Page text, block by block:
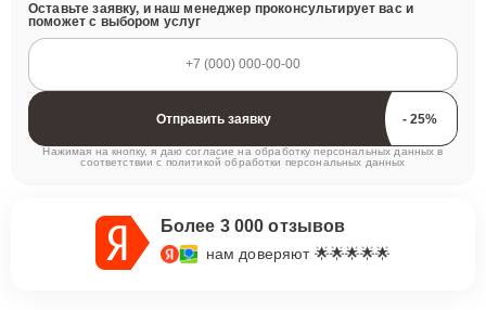
Оставьте заявку, и наш менеджер проконсультирует вас и
поможет с выбором услуг
Отправить заявку
Нажимая на кнопку, я даю согласие на обработку персональных данных в
соответствии с политикой обработки персональных данных
Более 3 000 отзывов
нам доверяют 🌟🌟🌟🌟🌟